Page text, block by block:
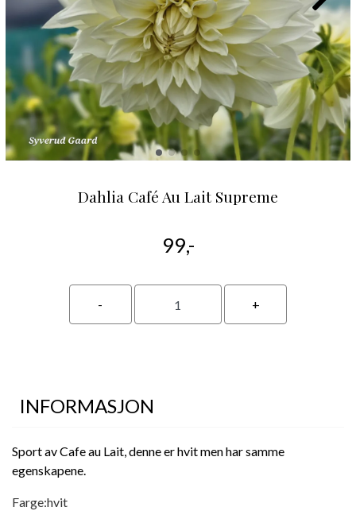
Dahlia Café Au Lait Supreme
99,-
INFORMASJON
Sport av Cafe au Lait, denne er hvit men har samme
egenskapene.
Farge:hvit